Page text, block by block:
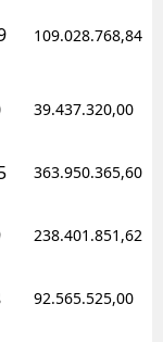
109.028.768,84
39.437.320,00
363.950.365,60
238.401.851,62
92.565.525,00